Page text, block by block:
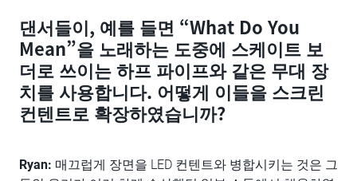
댄서들이, 예를 들면 “What Do You
Mean”을 노래하는 도중에 스케이트 보
더로 쓰이는 하프 파이프와 같은 무대 장
치를 사용합니다. 어떻게 이들을 스크린
컨텐트로 확장하였습니까?
Ryan: 매끄럽게 장면을 LED 컨텐트와 병합시키는 것은 그